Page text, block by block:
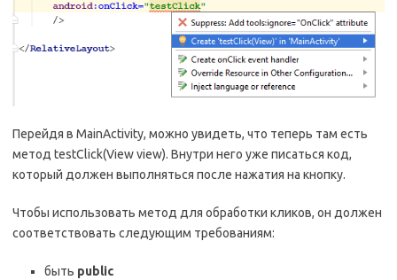
Перейдя в MainActivity, можно увидеть, что теперь там есть
метод testClick(View view). Внутри него уже писаться код,
который должен выполняться после нажатия на кнопку.
Чтобы использовать метод для обработки кликов, он должен
соответствовать следующим требованиям:
быть public